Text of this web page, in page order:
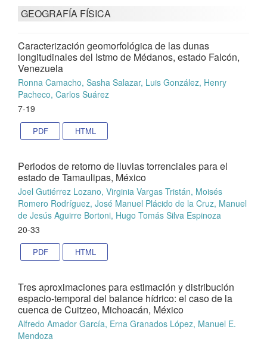
GEOGRAFÍA FÍSICA
Caracterización geomorfológica de las dunas
longitudinales del Istmo de Médanos, estado Falcón,
Venezuela
Ronna Camacho, Sasha Salazar, Luis González, Henry
Pacheco, Carlos Suárez
7-19
PDF HTML
Periodos de retorno de lluvias torrenciales para el
estado de Tamaulipas, México
Joel Gutiérrez Lozano, Virginia Vargas Tristán, Moisés
Romero Rodríguez, José Manuel Plácido de la Cruz, Manuel
de Jesús Aguirre Bortoni, Hugo Tomás Silva Espinoza
20-33
PDF HTML
Tres aproximaciones para estimación y distribución
espacio-temporal del balance hídrico: el caso de la
cuenca de Cuitzeo, Michoacán, México
Alfredo Amador García, Erna Granados López, Manuel E.
Mendoza